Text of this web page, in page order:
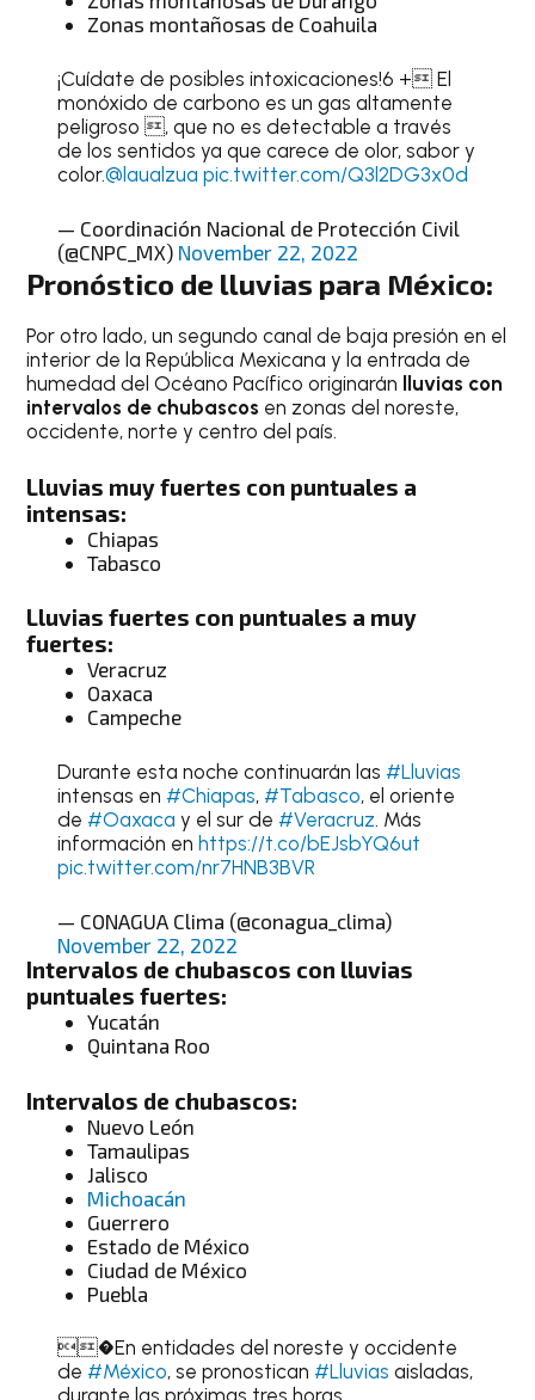
Zonas montañosas de Coahuila
¡Cuídate de posibles intoxicaciones!6 + El
monóxido de carbono es un gas altamente
peligroso , que no es detectable a través
de los sentidos ya que carece de olor, sabor y
color.@laualzua pic.twitter.com/Q3l2DG3x0d
— Coordinación Nacional de Protección Civil
(@CNPC_MX) November 22, 2022
Pronóstico de lluvias para México:
Por otro lado, un segundo canal de baja presión en el
interior de la República Mexicana y la entrada de
humedad del Océano Pacífico originarán
lluvias con
intervalos de chubascos en zonas del noreste,
occidente, norte y centro del país.
Lluvias muy fuertes con puntuales a
intensas:
Chiapas
Tabasco
Lluvias fuertes con puntuales a muy
fuertes:
Veracruz
Oaxaca
Campeche
Durante esta noche continuarán las #Lluvias
intensas en #Chiapas, #Tabasco, el oriente
de #Oaxaca y el sur de #Veracruz. Más
información en https://t.co/bEJsbYQ6ut
pic.twitter.com/nr7HNB3BVR
— CONAGUA Clima (@conagua_clima)
November 22, 2022
Intervalos de chubascos con lluvias
puntuales fuertes:
Yucatán
Quintana Roo
Intervalos de chubascos:
Nuevo León
Tamaulipas
Jalisco
Michoacán
Guerrero
Estado de México
Ciudad de México
Puebla
�En entidades del noreste y occidente
de #México, se pronostican #Lluvias aisladas,
durante las próximas tres horas.